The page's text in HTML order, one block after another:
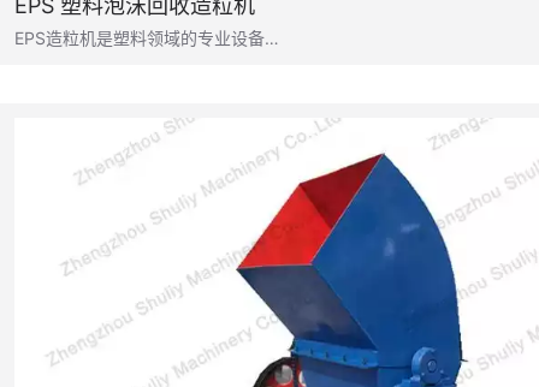
EPS造粒机是塑料领域的专业设备…